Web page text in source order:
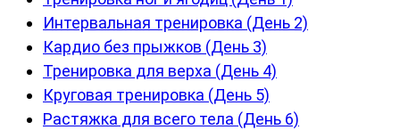
Интервальная тренировка (День 2)
Кардио без прыжков (День 3)
Тренировка для верха (День 4)
Круговая тренировка (День 5)
Растяжка для всего тела (День 6)